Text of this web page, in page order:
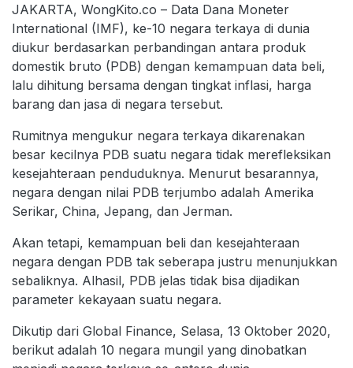
JAKARTA, WongKito.co – Data Dana Moneter
International (IMF), ke-10 negara terkaya di dunia
diukur berdasarkan perbandingan antara produk
domestik bruto (PDB) dengan kemampuan data beli,
lalu dihitung bersama dengan tingkat inflasi, harga
barang dan jasa di negara tersebut.
Rumitnya mengukur negara terkaya dikarenakan
besar kecilnya PDB suatu negara tidak merefleksikan
kesejahteraan penduduknya. Menurut besarannya,
negara dengan nilai PDB terjumbo adalah Amerika
Serikar, China, Jepang, dan Jerman.
Akan tetapi, kemampuan beli dan kesejahteraan
negara dengan PDB tak seberapa justru menunjukkan
sebaliknya. Alhasil, PDB jelas tidak bisa dijadikan
parameter kekayaan suatu negara.
Dikutip dari Global Finance, Selasa, 13 Oktober 2020,
berikut adalah 10 negara mungil yang dinobatkan